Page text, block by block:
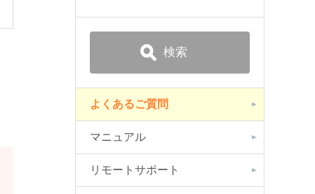
よくあるご質問
マニュアル
リモートサポート